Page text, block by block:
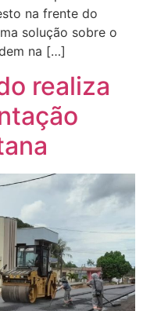
na frente do
solução sobre o
na […]
realiza